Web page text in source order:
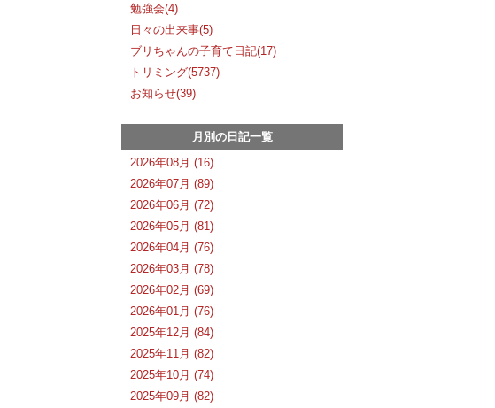
勉強会(4)
日々の出来事(5)
ブリちゃんの子育て日記(17)
トリミング(5737)
お知らせ(39)
月別の日記一覧
2026年08月 (16)
2026年07月 (89)
2026年06月 (72)
2026年05月 (81)
2026年04月 (76)
2026年03月 (78)
2026年02月 (69)
2026年01月 (76)
2025年12月 (84)
2025年11月 (82)
2025年10月 (74)
2025年09月 (82)